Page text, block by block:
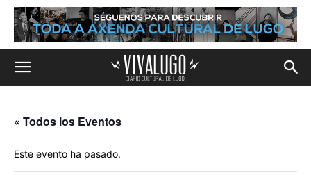
« Todos los Eventos
Este evento ha pasado.